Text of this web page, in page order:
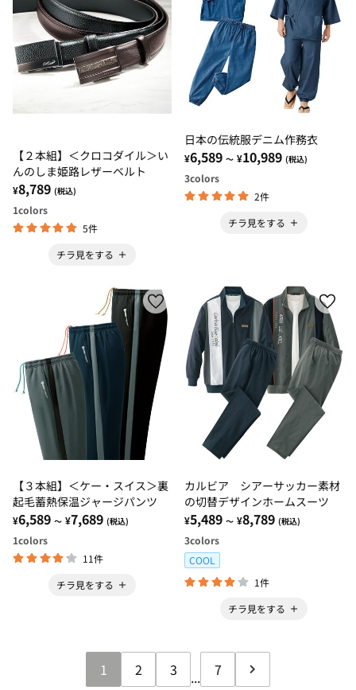
【２本組】＜クロコダイル＞い
んのしま姫路レザーベルト
¥8,789 (税込)
1colors
5件
チラ見をする
日本の伝統服デニム作務衣
¥6,589 ～ ¥10,989 (税込)
3colors
2件
チラ見をする
【３本組】＜ケー・スイス＞裏
起毛蓄熱保温ジャージパンツ
¥6,589 ～ ¥7,689 (税込)
1colors
11件
チラ見をする
カルビア シアーサッカー素材
の切替デザインホームスーツ
¥5,489 ～ ¥8,789 (税込)
3colors
COOL
1件
チラ見をする
1 2 3 ... 7